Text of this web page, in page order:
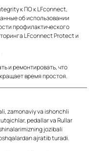
к ПО к LFconnect,
об использовании
профилактического
LFconnect Protect и
и ремонтировать, что
время простоя.
zamonaviy va ishonchli
pedallar va Rullar
jozibali
ajratib turadi.